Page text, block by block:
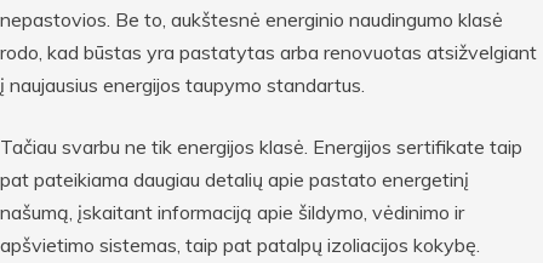
nepastovios. Be to, aukštesnė energinio naudingumo klasė
rodo, kad būstas yra pastatytas arba renovuotas atsižvelgiant
į naujausius energijos taupymo standartus.
Tačiau svarbu ne tik energijos klasė. Energijos sertifikate taip
pat pateikiama daugiau detalių apie pastato energetinį
našumą, įskaitant informaciją apie šildymo, vėdinimo ir
apšvietimo sistemas, taip pat patalpų izoliacijos kokybę.